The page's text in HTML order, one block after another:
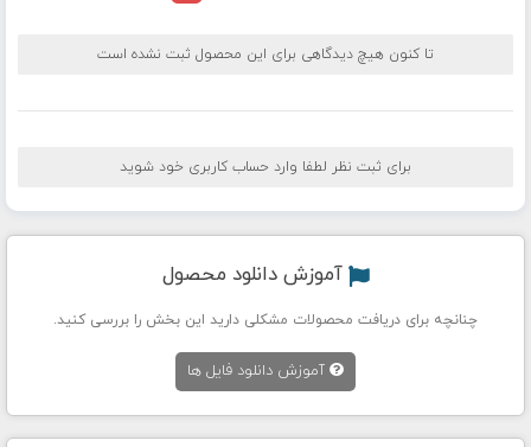
تا کنون هیچ دیدگاهی برای این محصول ثبت نشده است
برای ثبت نظر لطفا وارد حساب کاربری خود شوید
آموزش دانلود محصول
چنانچه برای دریافت محصولات مشکلی دارید این بخش را بررسی کنید.
آموزش دانلود فایل ها